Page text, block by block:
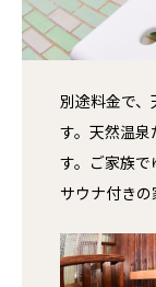
別途料金で
す。天然温
す。ご家族
サウナ付きの